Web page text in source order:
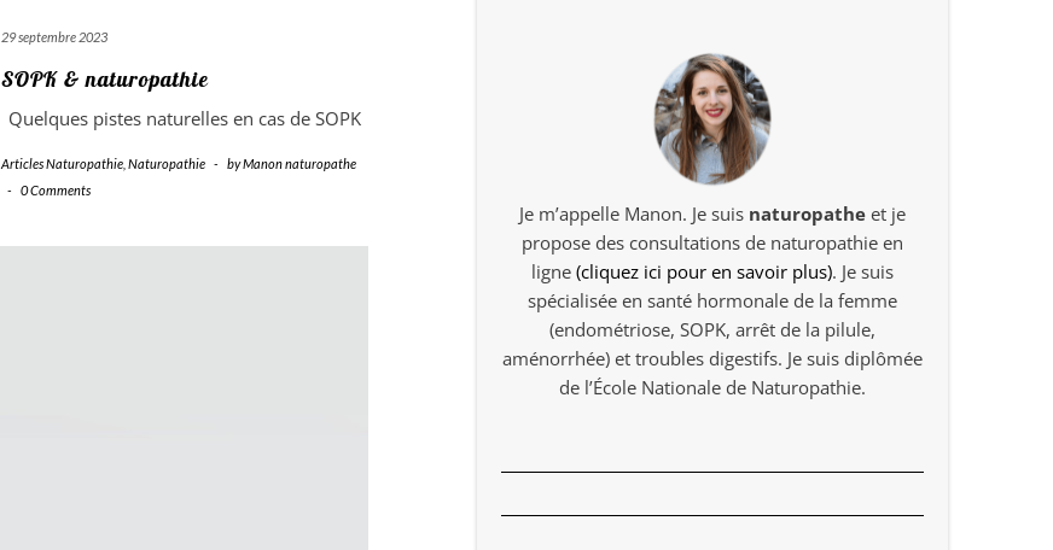
29 septembre 2023
SOPK & naturopathie
Quelques pistes naturelles en cas de SOPK
Articles Naturopathie ,Naturopathie - byManon naturopathe
-
0 Comments
Je m’appelle Manon. Je suis naturopathe et je
propose des consultations de naturopathie en
ligne (cliquez ici pour en savoir plus). Je suis
spécialisée en santé hormonale de la femme
(endométriose, SOPK, arrêt de la pilule,
aménorrhée) et troubles digestifs. Je suis diplômée
de l’École Nationale de Naturopathie.